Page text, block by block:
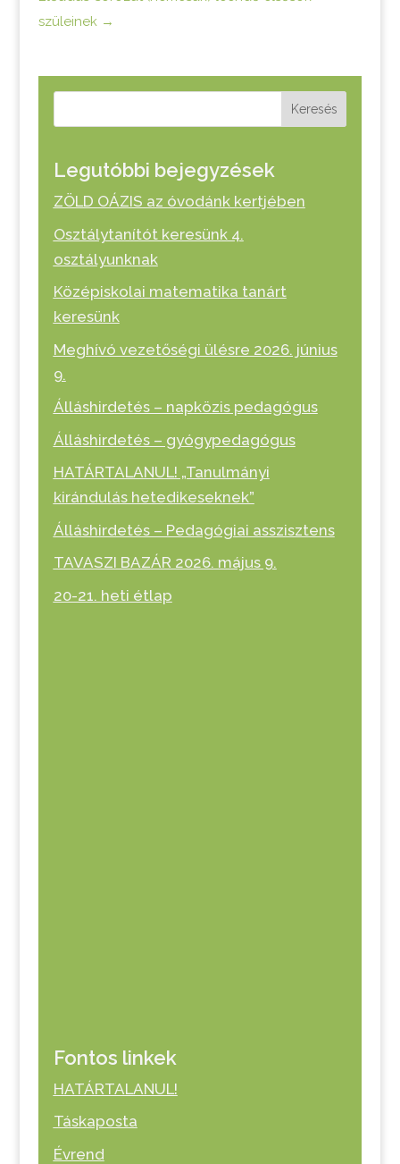
szüleinek →
Keresés
Legutóbbi bejegyzések
ZÖLD OÁZIS az óvodánk kertjében
Osztálytanítót keresünk 4.
osztályunknak
Középiskolai matematika tanárt
keresünk
Meghívó vezetőségi ülésre 2026. június
9.
Álláshirdetés – napközis pedagógus
Álláshirdetés – gyógypedagógus
HATÁRTALANUL! „Tanulmányi
kirándulás hetedikeseknek”
Álláshirdetés – Pedagógiai asszisztens
TAVASZI BAZÁR 2026. május 9.
20-21. heti étlap
Fontos linkek
HATÁRTALANUL!
Táskaposta
Évrend